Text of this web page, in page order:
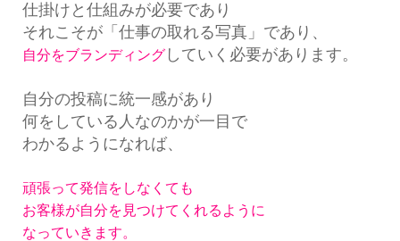
仕掛けと仕組みが必要であり
それこそが「仕事の取れる写真」であり、
自分をブランディングしていく必要があります。
自分の投稿に統一感があり
何をしている人なのかが一目で
わかるようになれば、
頑張って発信をしなくても
お客様が自分を見つけてくれるように
なっていきます。